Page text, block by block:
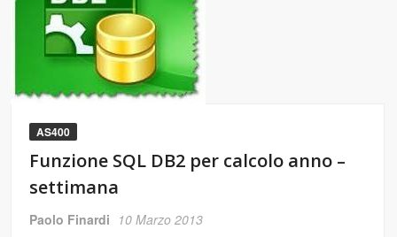
AS400
Funzione SQL DB2 per calcolo anno –
settimana
Paolo Finardi 10 Marzo 2013